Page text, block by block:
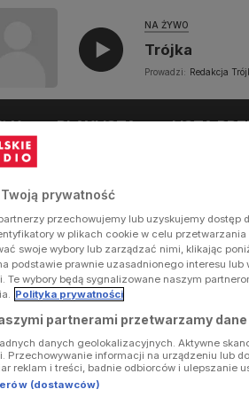
NA ŻYWO
Trójka
Prowadzi: Redakcja
PLAYLISTA LISTA
Twoją prywatność
przechowujemy lub uzyskujemy dostęp
w plikach cookie w celu
swoje wybory lub zarządzać nimi, klikając
podstawie prawnie uzasadnionego interesu
Te wybory będą sygnalizowane naszym
Polityka prywatności
partnerami przetwarzamy
danych geolokalizacyjnych. Aktywne
Przechowywanie informacji na urządzeniu lub
reklam i treści, badnie odbiorców i ulepszanie
(dostawców)